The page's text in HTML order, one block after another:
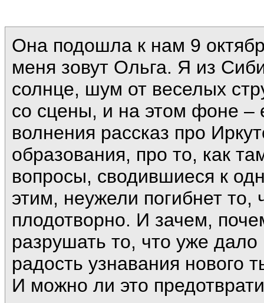
Она подошла к нам 9
меня зовут Ольга. Я из
солнце, шум от веселых
со сцены, и на этом фоне –
волнения рассказ про
образования, про то, как
вопросы, сводившиеся к
этим, неужели погибнет то,
плодотворно. И зачем,
разрушать то, что уже
радость узнавания нового
И можно ли это